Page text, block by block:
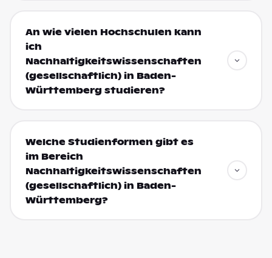
An wie vielen Hochschulen kann
ich
Nachhaltigkeitswissenschaften
(gesellschaftlich) in Baden-
Württemberg studieren?
Welche Studienformen gibt es
im Bereich
Nachhaltigkeitswissenschaften
(gesellschaftlich) in Baden-
Württemberg?